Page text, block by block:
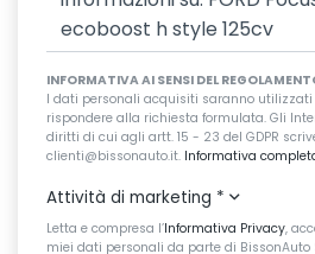
INFORMATIVA AI SENSI DEL
I dati personali acquisiti saranno
rispondere alla richiesta formulata. Gli
diritti di cui agli artt. 15 - 23 del GDPR
clienti@bissonauto.it. Informativa
Attività di marketing *
Letta e compresa l’Informativa Privacy,
miei dati personali da parte di BissonAuto